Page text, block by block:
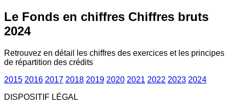
Le Fonds en chiffres Chiffres bruts
2024
Retrouvez en détail les chiffres des exercices et les principes
de répartition des crédits
2015 2016 2017 2018 2019 2020 2021 2022 2023 2024
DISPOSITIF LÉGAL